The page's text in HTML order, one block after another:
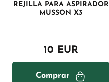
REJILLA PARA ASPIRADOR
MUSSON X3
10 EUR
Comprar